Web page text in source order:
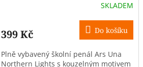
SKLADEM
399 Kč Do košíku
Plně vybavený školní penál Ars Una
Northern Lights s kouzelným motivem